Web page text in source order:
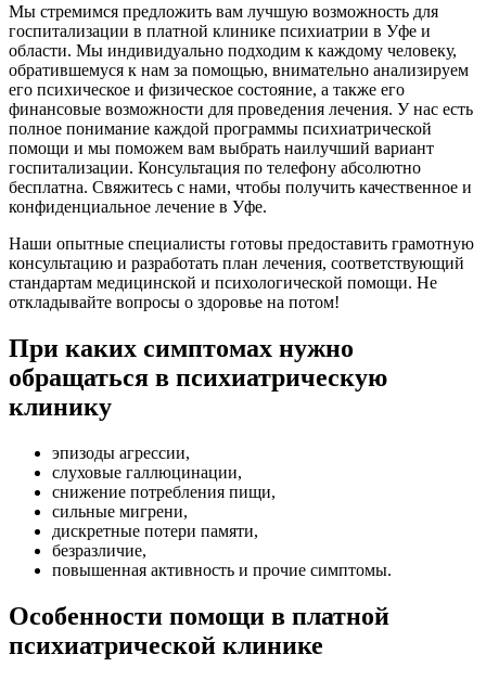
Мы стремимся предложить вам лучшую возможность для
госпитализации в платной клинике психиатрии в Уфе и
области. Мы индивидуально подходим к каждому человеку,
обратившемуся к нам за помощью, внимательно анализируем
его психическое и физическое состояние, а также его
финансовые возможности для проведения лечения. У нас есть
полное понимание каждой программы психиатрической
помощи и мы поможем вам выбрать наилучший вариант
госпитализации. Консультация по телефону абсолютно
бесплатна. Свяжитесь с нами, чтобы получить качественное и
конфиденциальное лечение в Уфе.
Наши опытные специалисты готовы предоставить грамотную
консультацию и разработать план лечения, соответствующий
стандартам медицинской и психологической помощи. Не
откладывайте вопросы о здоровье на потом!
При каких симптомах нужно
обращаться в психиатрическую
клинику
эпизоды агрессии,
слуховые галлюцинации,
снижение потребления пищи,
сильные мигрени,
дискретные потери памяти,
безразличие,
повышенная активность и прочие симптомы.
Особенности помощи в платной
психиатрической клинике